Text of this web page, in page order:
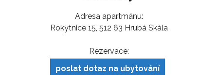
Adresa apartmánu:
Rokytnice 15, 512 63 Hrubá Skála
Rezervace:
poslat dotaz na ubytování